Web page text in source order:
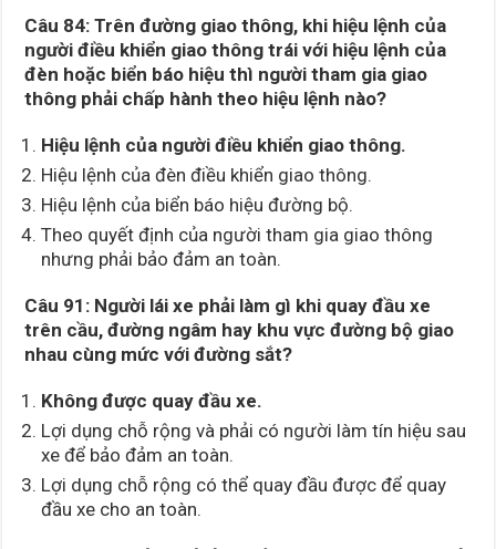
Câu 84: Trên đường giao thông, khi hiệu lệnh của
người điều khiển giao thông trái với hiệu lệnh của
đèn hoặc biển báo hiệu thì người tham gia giao
thông phải chấp hành theo hiệu lệnh nào?
Hiệu lệnh của người điều khiển giao thông.
Hiệu lệnh của đèn điều khiển giao thông.
Hiệu lệnh của biển báo hiệu đường bộ.
Theo quyết định của người tham gia giao thông
nhưng phải bảo đảm an toàn.
Câu 91: Người lái xe phải làm gì khi quay đầu xe
trên cầu, đường ngâm hay khu vực đường bộ giao
nhau cùng mức với đường sắt?
Không được quay đầu xe.
Lợi dụng chỗ rộng và phải có người làm tín hiệu sau
xe để bảo đảm an toàn.
Lợi dụng chỗ rộng có thể quay đầu được để quay
đầu xe cho an toàn.